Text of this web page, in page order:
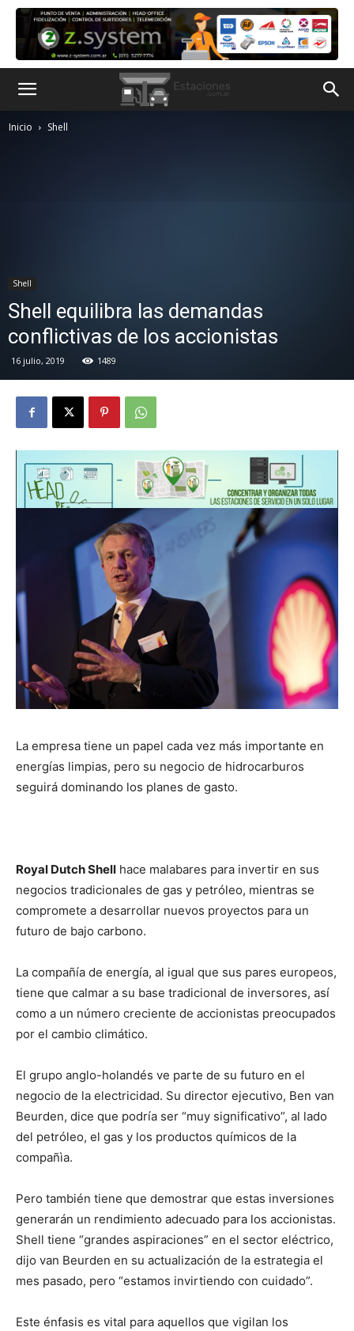
Inicio Shell
Shell
Shell equilibra las demandas
conflictivas de los accionistas
16 julio, 2019 1489
La empresa tiene un papel cada vez más importante en
energías limpias, pero su negocio de hidrocarburos
seguirá dominando los planes de gasto.
Royal Dutch Shell hace malabares para invertir en sus
negocios tradicionales de gas y petróleo, mientras se
compromete a desarrollar nuevos proyectos para un
futuro de bajo carbono.
La compañía de energía, al igual que sus pares europeos,
tiene que calmar a su base tradicional de inversores, así
como a un número creciente de accionistas preocupados
por el cambio climático.
El grupo anglo-holandés ve parte de su futuro en el
negocio de la electricidad. Su director ejecutivo, Ben van
Beurden, dice que podría ser “muy significativo”, al lado
del petróleo, el gas y los productos químicos de la
compañìa.
Pero también tiene que demostrar que estas inversiones
generarán un rendimiento adecuado para los accionistas.
Shell tiene “grandes aspiraciones” en el sector eléctrico,
dijo van Beurden en su actualización de la estrategia el
mes pasado, pero “estamos invirtiendo con cuidado”.
Este énfasis es vital para aquellos que vigilan los